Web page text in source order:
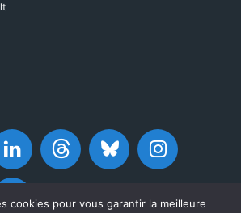
cookies pour vous garantir la meilleure